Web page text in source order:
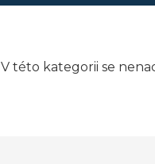
V této kategorii se